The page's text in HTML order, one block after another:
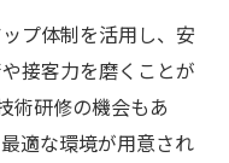
プ体制を活用し、安
接客力を磨くことが
術研修の機会もあ
適な環境が用意され